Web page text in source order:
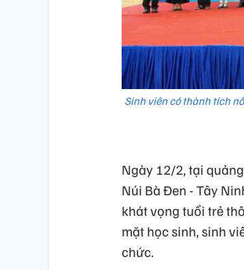
Sinh viên có thành tích
Ngày 12/2, tại
Núi Bà Đen - Tây
khát vọng tuổi trẻ
mặt học sinh, sinh
chức.